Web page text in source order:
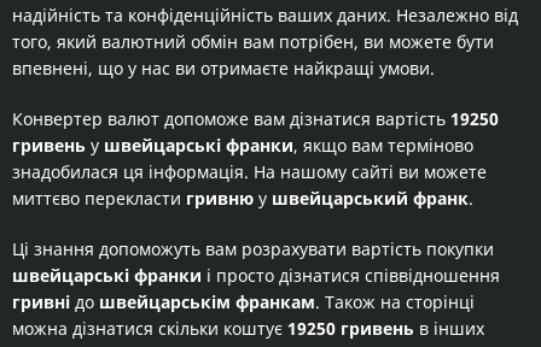
надійність та конфіденційність ваших даних. Незалежно від
того, який валютний обмін вам потрібен, ви можете бути
впевнені, що у нас ви отримаєте найкращі умови.
Конвертер валют допоможе вам дізнатися вартість 19250
гривень у швейцарські франки, якщо вам терміново
знадобилася ця інформація. На нашому сайті ви можете
миттєво перекласти гривню у швейцарський франк.
Ці знання допоможуть вам розрахувати вартість покупки
швейцарські франки і просто дізнатися співвідношення
гривні до швейцарськім франкам. Також на сторінці
можна дізнатися скільки коштує 19250 гривень в інших